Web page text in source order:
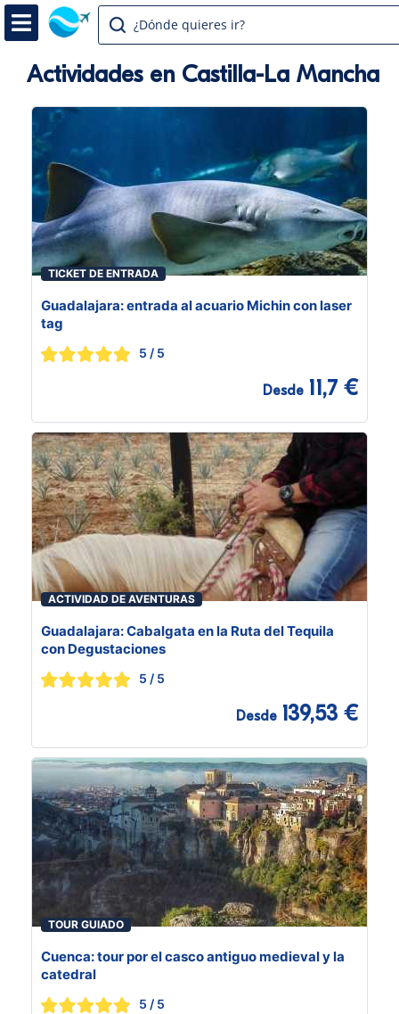
¿Dónde quieres ir?
Actividades en Castilla-La Mancha
TICKET DE ENTRADA
Guadalajara: entrada al acuario Michin con laser
tag
5 / 5
Desde 11,7 €
ACTIVIDAD DE AVENTURAS
Guadalajara: Cabalgata en la Ruta del Tequila
con Degustaciones
5 / 5
Desde 139,53 €
TOUR GUIADO
Cuenca: tour por el casco antiguo medieval y la
catedral
5 / 5